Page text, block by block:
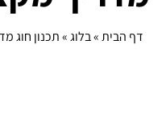
דף הבית»בלוג»תכנון חוג